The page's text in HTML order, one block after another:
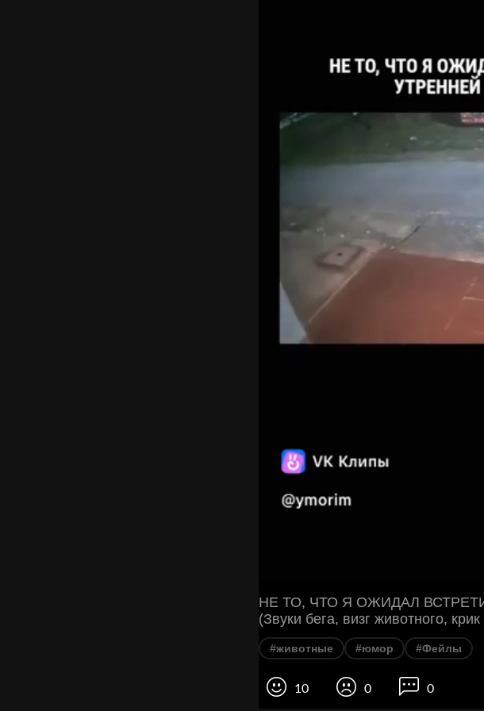
НЕ ТО, ЧТО Я ОЖИДАЛ
(Звуки бега, визг животного,
#животные #юмор #Фейлы
10 0 0